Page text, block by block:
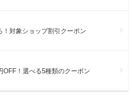
！対象ショップ割引クーポン
OFF！選べる5種類のクーポン